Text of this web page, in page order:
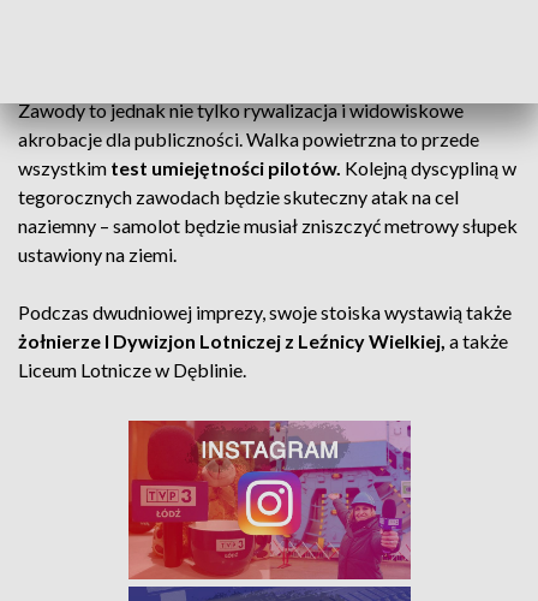
Zawody to jednak nie tylko rywalizacja i widowiskowe
akrobacje dla publiczności. Walka powietrzna to przede
wszystkim test umiejętności pilotów. Kolejną dyscypliną w
tegorocznych zawodach będzie skuteczny atak na cel
naziemny – samolot będzie musiał zniszczyć metrowy słupek
ustawiony na ziemi.
Podczas dwudniowej imprezy, swoje stoiska wystawią także
żołnierze I Dywizjon Lotniczej z Leźnicy Wielkiej, a także
Liceum Lotnicze w Dęblinie.